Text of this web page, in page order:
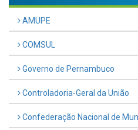
AMUPE
COMSUL
Governo de Pernambuco
Controladoria-Geral da União
Confederação Nacional de